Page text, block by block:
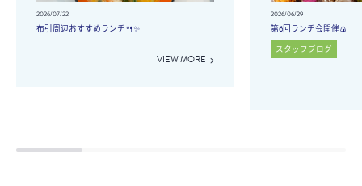
2026/07/22
布引周辺おすすめランチ🍴✨
VIEW MORE
2026/06/29
第6回ランチ会開催🍙
スタッフブログ